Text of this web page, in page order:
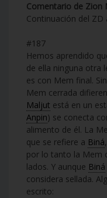
Comentario de Zion
Continuación del ZD
#187
Hemos aprendido
de ella ninguna otra
es con Mem final.
Mem cerrada
Maljut está en un
Anpin) se conecta
alimento de él. La
que se refiere a Biná
por lo tanto la Mem
lados. Y aunque Biná
considera sellada.
escrito: